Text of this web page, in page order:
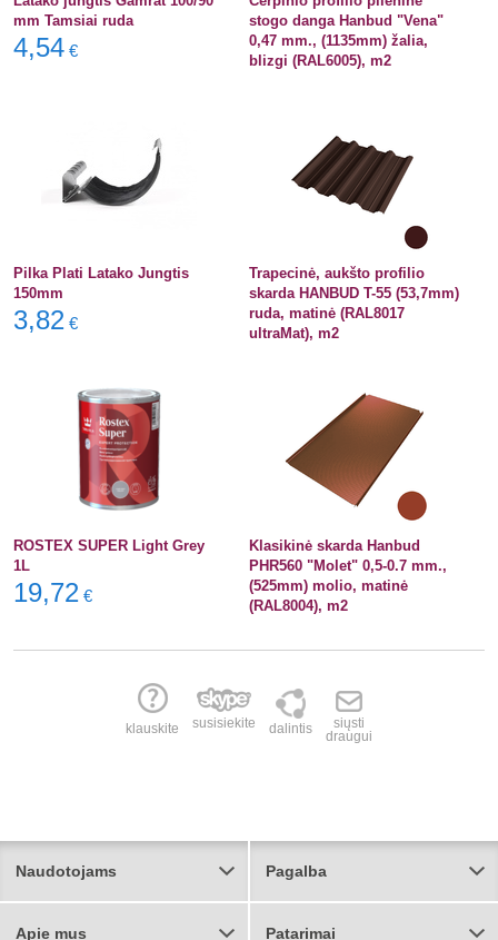
mm Tamsiai ruda
4,54 €
stogo danga Hanbud "Vena"
0,47 mm., (1135mm) žalia,
blizgi (RAL6005), m2
Pilka Plati Latako Jungtis
150mm
3,82 €
Trapecinė, aukšto profilio
skarda HANBUD T-55 (53,7mm)
ruda, matinė (RAL8017
ultraMat), m2
ROSTEX SUPER Light Grey
1L
19,72 €
Klasikinė skarda Hanbud
PHR560 "Molet" 0,5-0.7 mm.,
(525mm) molio, matinė
(RAL8004), m2
klauskite susisiekite dalintis
siųsti
draugui
Naudotojams Pagalba
Apie mus Patarimai